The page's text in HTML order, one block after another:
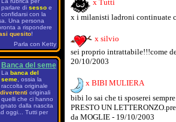
parlare di sessoe
confidarsi con la
Una persona
a rispondere
quesito!
Parla con Ketty
Banca del seme
La banca del
seme, ossia la
raccolta originale
originali
che ci hanno
dalla nascita
oggi... Tutti per
x Tutti
x i milanisti ladroni continuate
x silvio
sei proprio intrattabile!!!come
20/10/2003
x BIBI MULIERA
bibi lo sai che ti sposerei
PRESTO UN
da MOGLIE - 19/10/2003